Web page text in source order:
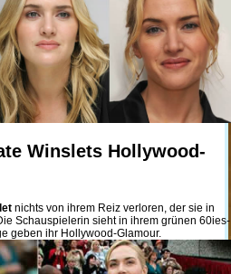
Winslets Hollywood-
nichts von ihrem Reiz verloren, der sie in
Schauspielerin sieht in ihrem grünen 60ies-
geben ihr Hollywood-Glamour.